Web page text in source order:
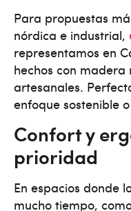
Para propuestas
nórdica e industrial,
representamos en
hechos con
artesanales.
enfoque sostenible
Confort y
prioridad
En espacios donde
mucho tiempo,